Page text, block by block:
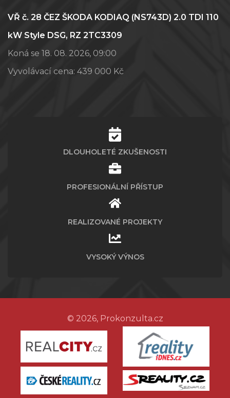
VŘ č. 28 ČEZ ŠKODA KODIAQ (NS743D) 2.0 TDI 110
kW Style DSG, RZ 2TC3309
Koná se 18. 08. 2026, 09:00
Vyvolávací cena: 439 000 Kč
DLOUHOLETÉ ZKUŠENOSTI
PROFESIONÁLNÍ PŘÍSTUP
REALIZOVANÉ PROJEKTY
VYSOKÝ VÝNOS
© 2026, Prokonzulta.cz